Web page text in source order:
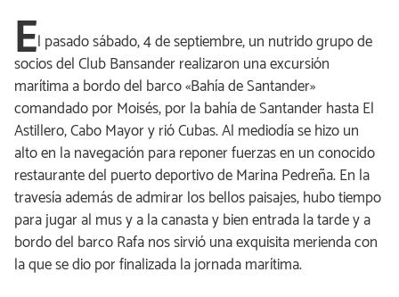
El pasado sábado, 4 de septiembre, un nutrido grupo de
socios del Club Bansander realizaron una excursión
marítima a bordo del barco «Bahía de Santander»
comandado por Moisés, por la bahía de Santander hasta El
Astillero, Cabo Mayor y rió Cubas. Al mediodía se hizo un
alto en la navegación para reponer fuerzas en un conocido
restaurante del puerto deportivo de Marina Pedreña. En la
travesía además de admirar los bellos paisajes, hubo tiempo
para jugar al mus y a la canasta y bien entrada la tarde y a
bordo del barco Rafa nos sirvió una exquisita merienda con
la que se dio por finalizada la jornada marítima.